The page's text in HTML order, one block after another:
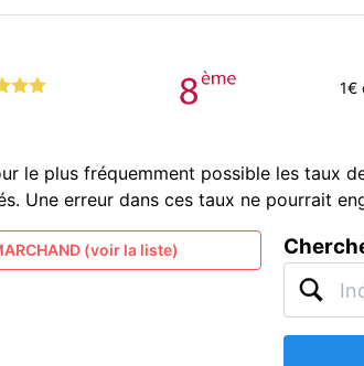
1€
le plus fréquemment possible les taux
Une erreur dans ces taux ne pourrait
(voir la liste)